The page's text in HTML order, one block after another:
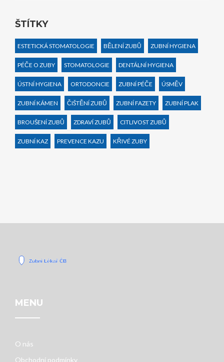
ŠTÍTKY
ESTETICKÁ STOMATOLOGIE BĚLENÍ ZUBŮ ZUBNÍ HYGIENA
PÉČE O ZUBY STOMATOLOGIE DENTÁLNÍ HYGIENA
ÚSTNÍ HYGIENA ORTODONCIE ZUBNÍ PÉČE ÚSMĚV
ZUBNÍ KÁMEN ČIŠTĚNÍ ZUBŮ ZUBNÍ FAZETY ZUBNÍ PLAK
BROUŠENÍ ZUBŮ ZDRAVÍ ZUBŮ CITLIVOST ZUBŮ
ZUBNÍ KAZ PREVENCE KAZU KŘIVÉ ZUBY
MENU
O nás
Obchodní podmínky